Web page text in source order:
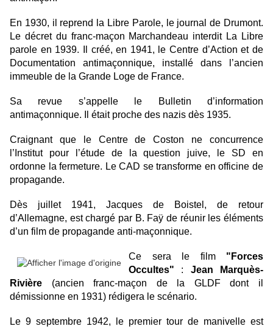
En 1930, il reprend la Libre Parole, le journal de Drumont.
Le décret du franc-maçon Marchandeau interdit La Libre
parole en 1939. Il créé, en 1941, le Centre d’Action et de
Documentation antimaçonnique, installé dans l’ancien
immeuble de la Grande Loge de France.
Sa revue s’appelle le Bulletin d’information
antimaçonnique. Il était proche des nazis dès 1935.
Craignant que le Centre de Coston ne concurrence
l’Institut pour l’étude de la question juive, le SD en
ordonne la fermeture. Le CAD se transforme en officine de
propagande.
Dès juillet 1941, Jacques de Boistel, de retour
d’Allemagne, est chargé par B. Faÿ de réunir les éléments
d’un film de propagande anti-maçonnique.
Ce sera le film "Forces
Occultes" : Jean Marquès-
Rivière (ancien franc-maçon de la GLDF dont il
démissionne en 1931) rédigera le scénario.
Le 9 septembre 1942, le premier tour de manivelle est